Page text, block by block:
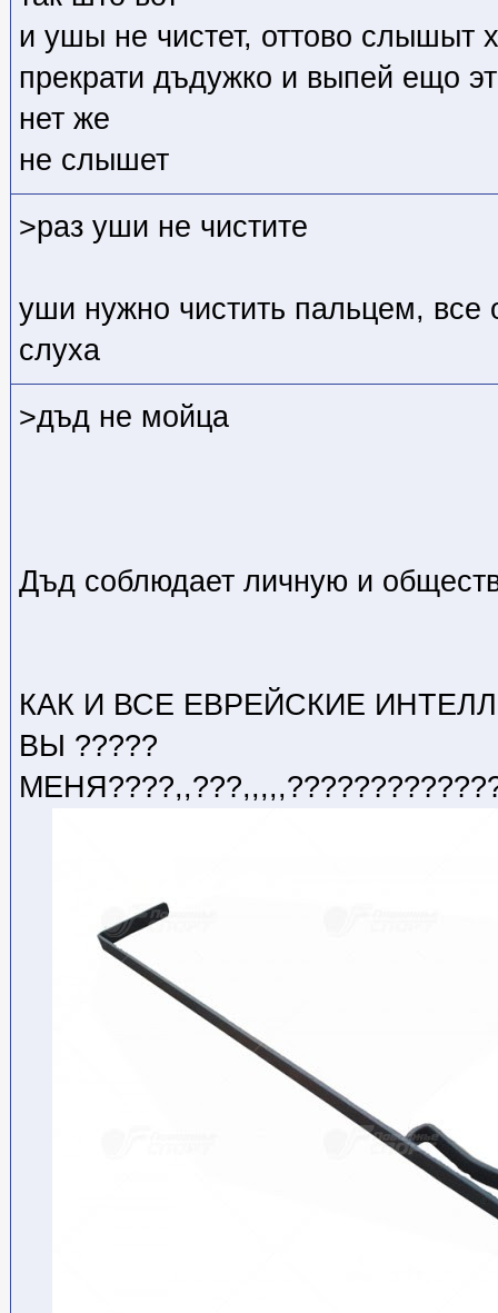
и ушы не чистет, оттово слышыт
прекрати дъдужко и выпей ещо
нет же
не слышет
>раз уши не чистите
уши нужно чистить пальцем, все
слуха
>дъд не мойца
Дъд соблюдает личную и
КАК И ВСЕ ЕВРЕЙСКИЕ
ВЫ ?????